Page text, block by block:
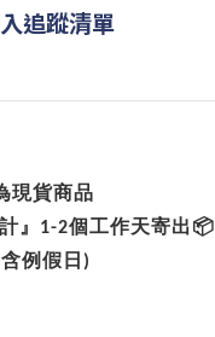
追蹤清單
現貨商品
』1-2個工作天寄出📦
例假日)